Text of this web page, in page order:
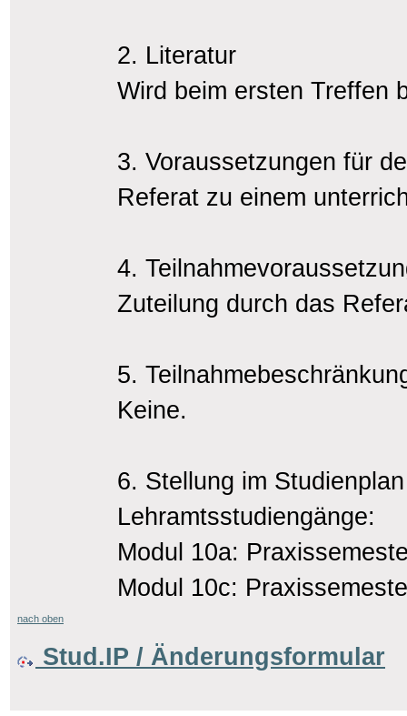
2. Literatur
Wird beim ersten Treffen
3. Voraussetzungen für
Referat zu einem
4.
Zuteilung durch das
5.
Keine.
6. Stellung im Studienplan
Lehramtsstudiengänge:
Modul 10a:
Modul 10c:
nach oben
Stud.IP / Änderungsformular